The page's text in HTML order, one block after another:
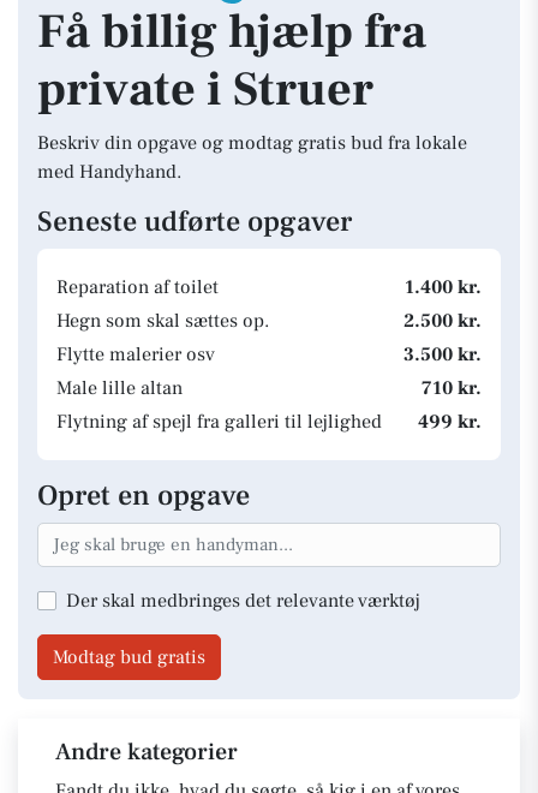
Få billig hjælp fra
private i Struer
Beskriv din opgave og modtag gratis bud fra lokale
med Handyhand.
Seneste udførte opgaver
Reparation af toilet
1.400 kr.
Hegn som skal sættes op.
2.500 kr.
Flytte malerier osv
3.500 kr.
Male lille altan
710 kr.
Flytning af spejl fra galleri til lejlighed
499 kr.
Opret en opgave
Der skal medbringes det relevante værktøj
Modtag bud gratis
Andre kategorier